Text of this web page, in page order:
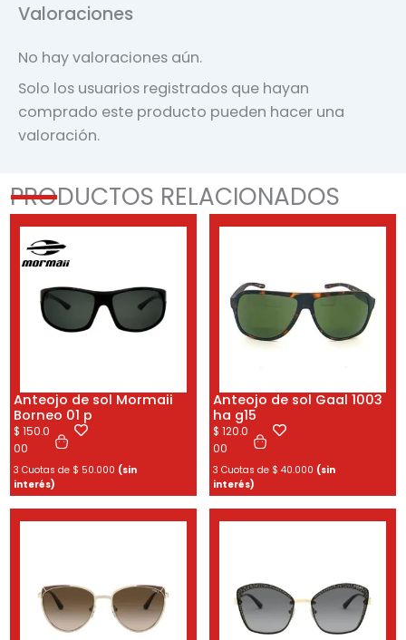
Valoraciones
No hay valoraciones aún.
Solo los usuarios registrados que hayan
comprado este producto pueden hacer una
valoración.
PRODUCTOS RELACIONADOS
Anteojo de sol Mormaii
Borneo 01 p
$ 150.0
00
3 Cuotas de $ 50.000 (sin
interés)
Anteojo de sol Gaal 1003
ha g15
$ 120.0
00
3 Cuotas de $ 40.000 (sin
interés)